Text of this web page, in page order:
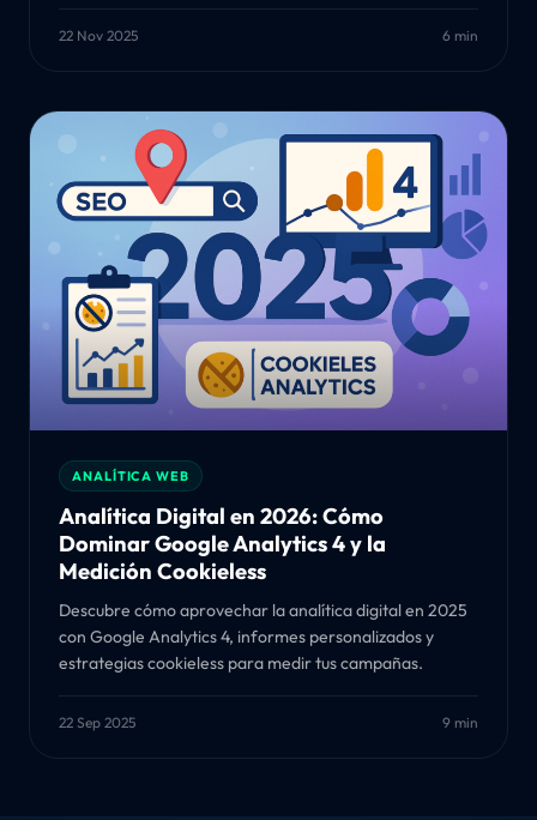
22 Nov 2025 6 min
ANALÍTICA WEB
Analítica Digital en 2026: Cómo
Dominar Google Analytics 4 y la
Medición Cookieless
Descubre cómo aprovechar la analítica digital en 2025
con Google Analytics 4, informes personalizados y
estrategias cookieless para medir tus campañas.
22 Sep 2025 9 min